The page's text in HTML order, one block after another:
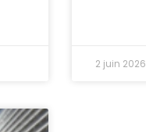
2 juin 2026